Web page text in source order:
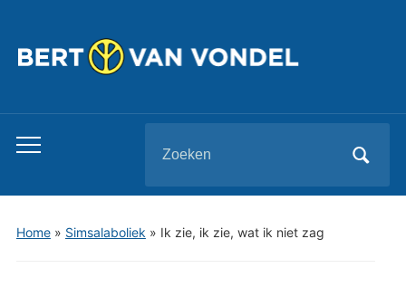
Toggle
menu
naar:
Home» Simsalaboliek » Ik zie, ik zie, wat ik niet zag